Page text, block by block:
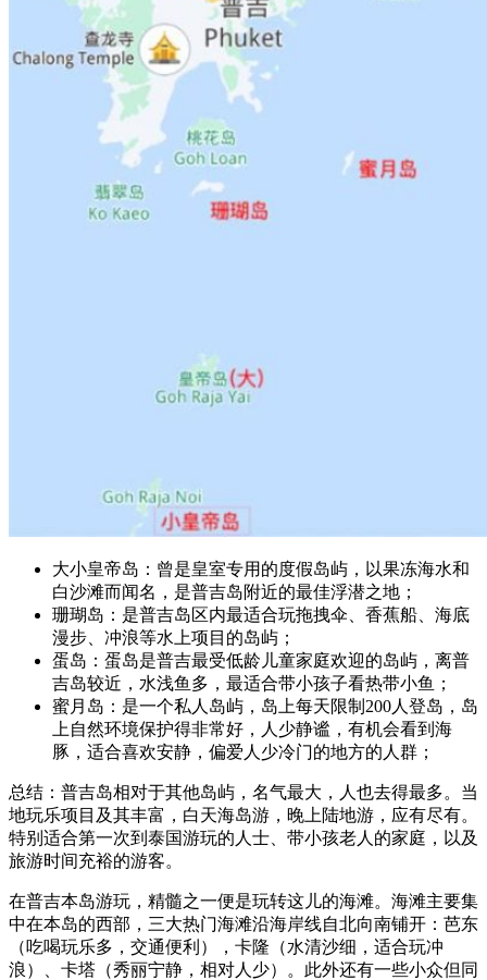
大小皇帝岛：曾是皇室专用的度假岛屿，以果冻海水和
白沙滩而闻名，是普吉岛附近的最佳浮潜之地；
珊瑚岛：是普吉岛区内最适合玩拖拽伞、香蕉船、海底
漫步、冲浪等水上项目的岛屿；
蛋岛：蛋岛是普吉最受低龄儿童家庭欢迎的岛屿，离普
吉岛较近，水浅鱼多，最适合带小孩子看热带小鱼；
蜜月岛：是一个私人岛屿，岛上每天限制200人登岛，岛
上自然环境保护得非常好，人少静谧，有机会看到海
豚，适合喜欢安静，偏爱人少冷门的地方的人群；
总结：普吉岛相对于其他岛屿，名气最大，人也去得最多。当
地玩乐项目及其丰富，白天海岛游，晚上陆地游，应有尽有。
特别适合第一次到泰国游玩的人士、带小孩老人的家庭，以及
旅游时间充裕的游客。
在普吉本岛游玩，精髓之一便是玩转这儿的海滩。海滩主要集
中在本岛的西部，三大热门海滩沿海岸线自北向南铺开：芭东
（吃喝玩乐多，交通便利），卡隆（水清沙细，适合玩冲
浪）、卡塔（秀丽宁静，相对人少）。此外还有一些小众但同